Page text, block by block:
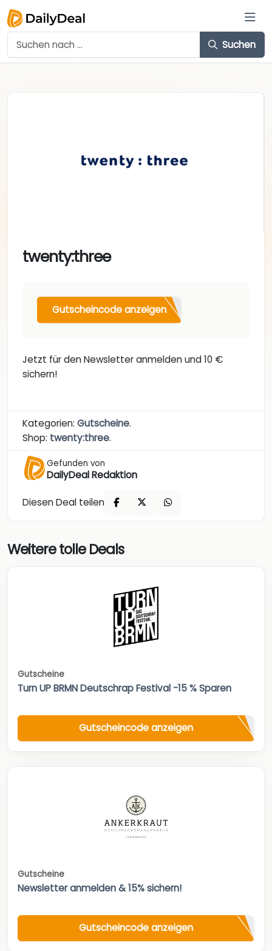
Suchen
twenty:three
Gutscheincode anzeigen
Jetzt für den Newsletter anmelden und 10 €
sichern!
Kategorien: Gutscheine.
Shop: twenty:three.
Gefunden von
DailyDeal Redaktion
Diesen Deal teilen
Weitere tolle Deals
Gutscheine
Turn UP BRMN Deutschrap Festival -15 % Sparen
Gutscheincode anzeigen
Gutscheine
Newsletter anmelden & 15% sichern!
Gutscheincode anzeigen